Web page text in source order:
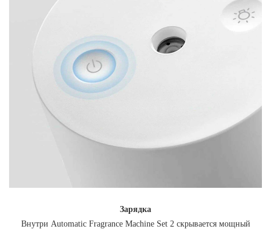
Зарядка
Внутри Automatic Fragrance Machine Set 2 скрывается мощный